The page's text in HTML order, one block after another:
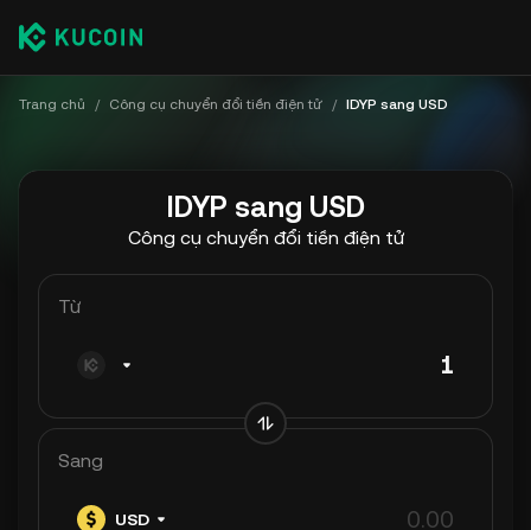
Trang chủ / Công cụ chuyển đổi tiền điện tử / IDYP sang USD
IDYP sang USD
Công cụ chuyển đổi tiền điện tử
Từ
Sang
USD